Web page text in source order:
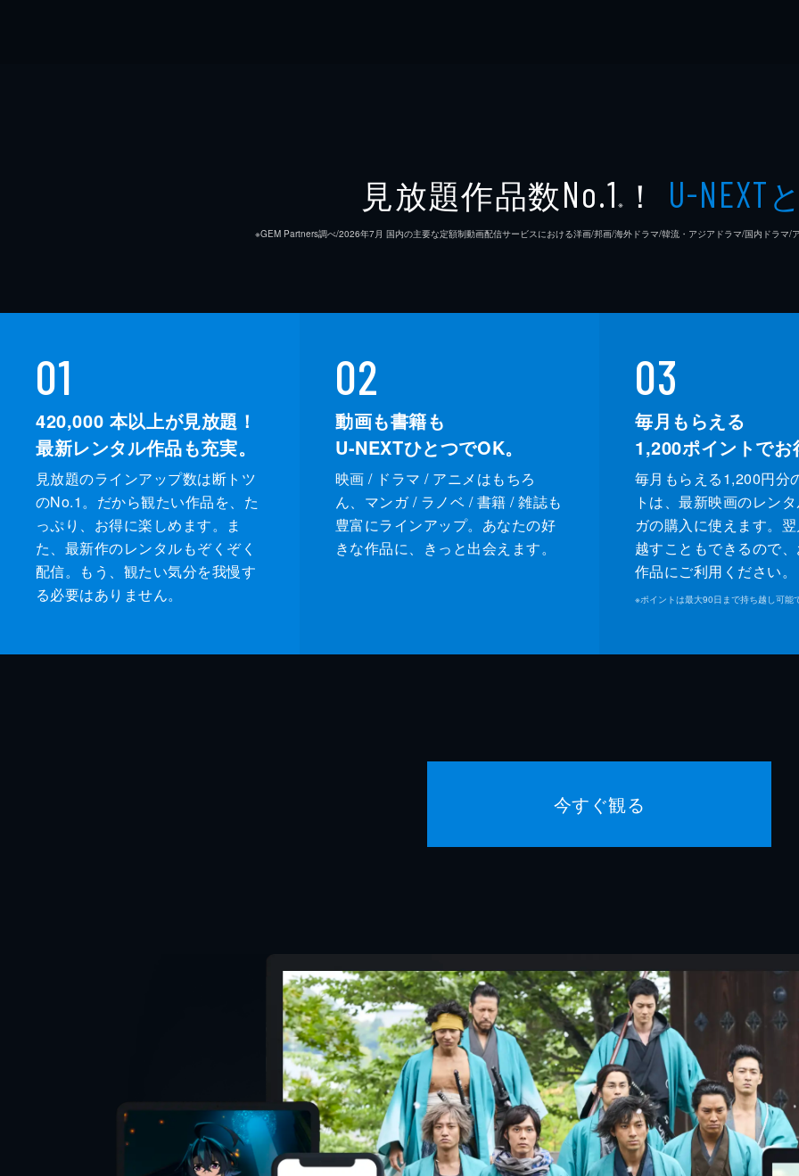
見放題作品数No.1 ※ ！ U-NEXT
※GEM Partners調べ/2026年7⽉ 国内の主要な定額制動画配信サービスにおける洋画/邦画/海外ドラマ/韓流・アジアドラマ/国内ドラマ/
01
420,000 本以上が見放題！
最新レンタル作品も充実。
見放題のラインアップ数は断トツ
のNo.1。だから観たい作品を、た
っぷり、お得に楽しめます。ま
た、最新作のレンタルもぞくぞく
配信。もう、観たい気分を我慢す
る必要はありません。
02
動画も書籍も
U-NEXTひとつでOK。
映画 / ドラマ / アニメはもちろ
ん、マンガ / ラノベ / 書籍 / 雑誌も
豊富にラインアップ。あなたの好
きな作品に、きっと出会えます。
03
毎月もらえる
1,200ポイントでお
毎月もらえる1,200円分
トは、最新映画のレン
ガの購入に使えます。
越すこともできるので
作品にご利用ください。
※ポイントは最大90日まで持ち越し可能
今すぐ観る